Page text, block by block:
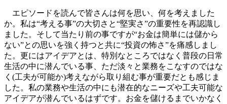
エピソードを読んで皆さんは何を思い、何を考えました
か。私は“考える事”の大切さと“堅実さ”の重要性を再認識し
ました。そして当たり前の事ですが“お金は簡単には儲から
ない”との思いを強く持つと共に“投資の怖さ”を痛感しまし
た。更にはアイデアとは、特別なところではなく普段の日常
生活の中に潜んでいる事、ただ淡々と業務をこなすのではな
く(工夫が可能か)考えながら取り組む事が重要だとも感じま
した。私の業務や生活の中にも潜在的なニーズや工夫可能な
アイデアが潜んでいるはずです。お金を儲けるまでいかなく